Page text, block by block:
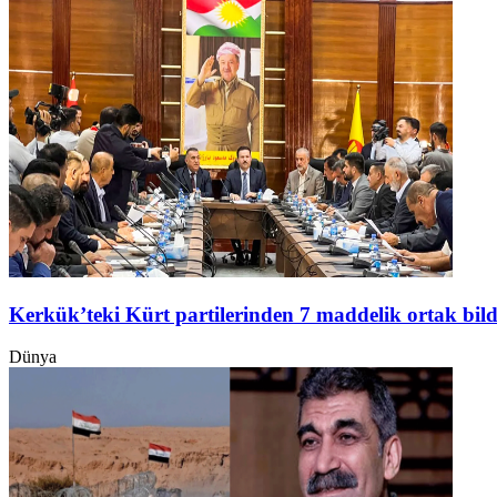
Kerkük’teki Kürt partilerinden 7 maddelik ortak
Dünya